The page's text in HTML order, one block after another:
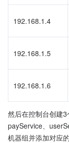
192.168.1.4
192.168.1.5
192.168.1.6
然后在控制台创建
payService、
机器组并添加对应